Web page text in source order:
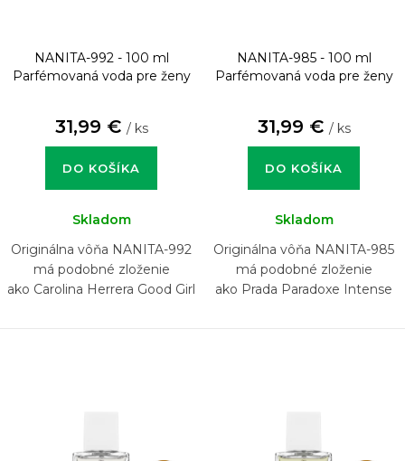
NANITA-992 - 100 ml
Parfémovaná voda pre ženy
31,99 € / ks
DO KOŠÍKA
Skladom
Originálna vôňa NANITA-992
má podobné zloženie
ako Carolina Herrera Good Girl
NANITA-985 - 100 ml
Parfémovaná voda pre ženy
31,99 € / ks
DO KOŠÍKA
Skladom
Originálna vôňa NANITA-985
má podobné zloženie
ako Prada Paradoxe Intense